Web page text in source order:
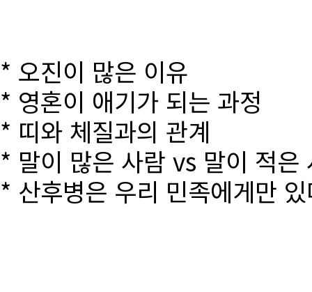
* 오진이 많은 이유
* 영혼이 애기가 되는 과정
* 띠와 체질과의 관계
* 말이 많은 사람 vs 말이 적은
* 산후병은 우리 민족에게만